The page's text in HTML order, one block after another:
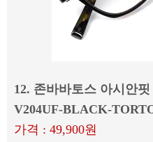
12. 존바바토스 아시안핏
V204UF-BLACK-
가격 : 49,900원